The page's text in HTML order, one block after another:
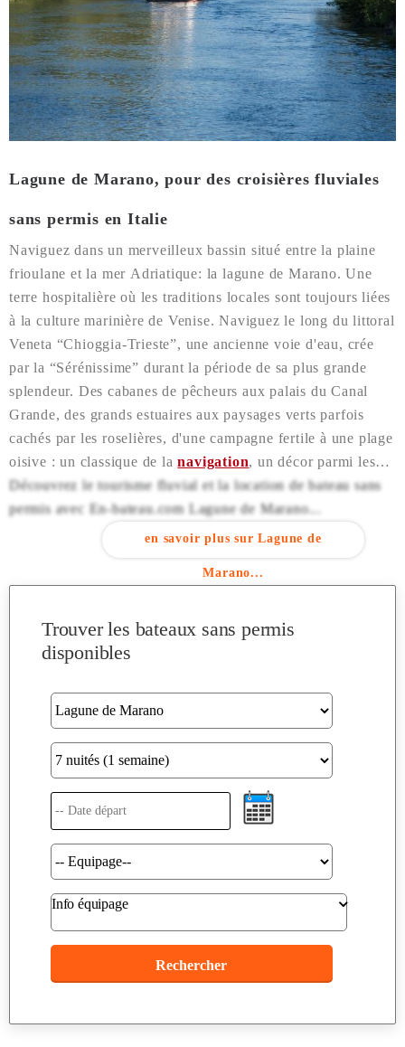
Lagune de Marano, pour des croisières fluviales
sans permis en Italie
Naviguez dans un merveilleux bassin situé entre la plaine
frioulane et la mer Adriatique: la lagune de Marano. Une
terre hospitalière où les traditions locales sont toujours liées
à la culture marinière de Venise. Naviguez le long du littoral
Veneta “Chioggia-Trieste”, une ancienne voie d'eau, crée
par la “Sérénissime” durant la période de sa plus grande
splendeur. Des cabanes de pêcheurs aux palais du Canal
Grande, des grands estuaires aux paysages verts parfois
cachés par les roselières, d'une campagne fertile à une plage
oisive : un classique de lanavigation, un décor parmi les
plus variés et imprévisibles…
Découvrez le tourisme fluvial et la location de bateau sans
permis avec En-bateau.com Lagune de Marano...
en savoir plus sur Lagune de
Marano...
Trouver les bateaux sans permis
disponibles
Info équipage